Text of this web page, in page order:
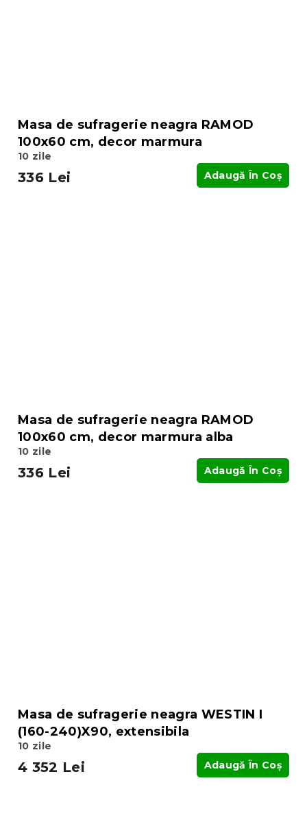
Masa de sufragerie neagra RAMOD
100x60 cm, decor marmura
10 zile
336 Lei Adaugă În Coş
Masa de sufragerie neagra RAMOD
100x60 cm, decor marmura alba
10 zile
336 Lei Adaugă În Coş
Masa de sufragerie neagra WESTIN I
(160-240)X90, extensibila
10 zile
4 352 Lei Adaugă În Coş